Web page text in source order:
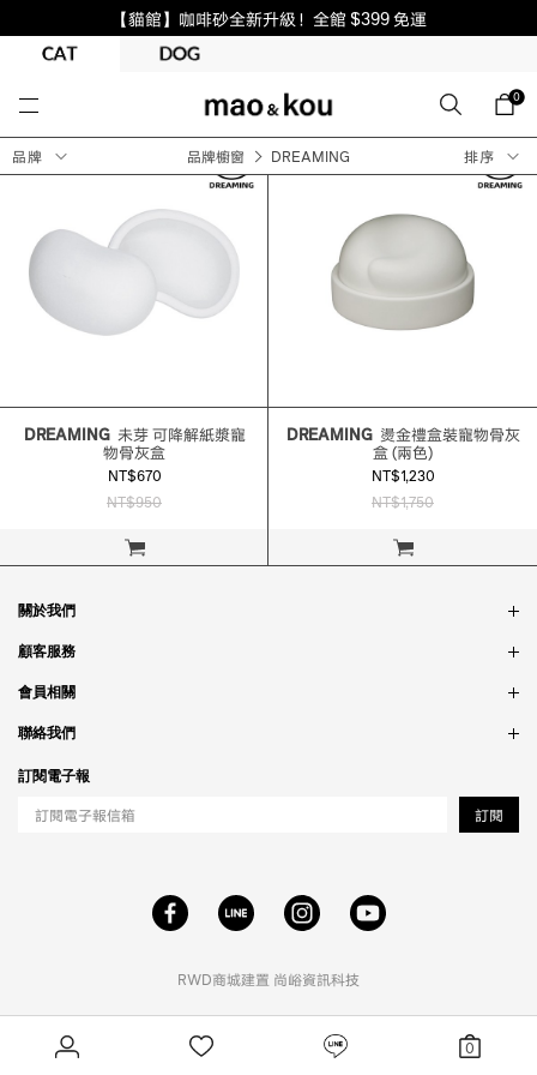
【貓館】咖啡砂全新升級！全館 $399 免運
0
0
品牌 排序
品牌櫥窗 DREAMING
立即購買
DREAMING未芽 可降解紙漿寵
物骨灰盒
NT$670
NT$950
立即購買
DREAMING燙金禮盒裝寵物骨灰
盒 (兩色)
NT$1,230
NT$1,750
RWD商城建置 尚峪資訊科技
關於我們
品牌故事
銷售據點
隱私政策
顧客服務
訂單問題
付款問題
配送問題
會員相關
會員制度
紅利制度
聯絡我們
合作相關
工作職缺
訂閱電子報
訂閱